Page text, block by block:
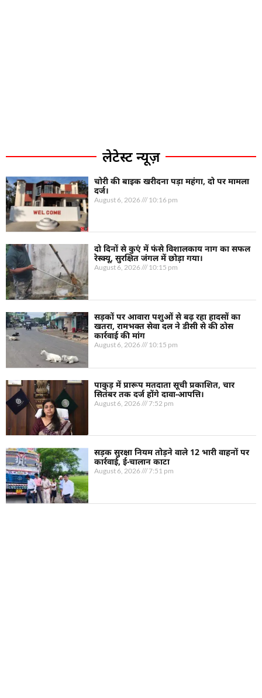
लेटेस्ट न्यूज़
चोरी की बाइक खरीदना पड़ा महंगा, दो पर मामला
दर्ज।
August 6, 2026 10:16 pm
दो दिनों से कुएं में फंसे विशालकाय नाग का सफल
रेस्क्यू, सुरक्षित जंगल में छोड़ा गया।
August 6, 2026 10:15 pm
सड़कों पर आवारा पशुओं से बढ़ रहा हादसों का
खतरा, रामभक्त सेवा दल ने डीसी से की ठोस
कार्रवाई की मांग
August 6, 2026 10:15 pm
पाकुड़ में प्रारूप मतदाता सूची प्रकाशित, चार
सितंबर तक दर्ज होंगे दावा-आपत्ति।
August 6, 2026 7:52 pm
सड़क सुरक्षा नियम तोड़ने वाले 12 भारी वाहनों पर
कार्रवाई, ई-चालान काटा
August 6, 2026 7:51 pm